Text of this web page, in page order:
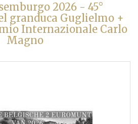
2026 - 45°
granduca Guglielmo +
Internazionale Carlo
Magno